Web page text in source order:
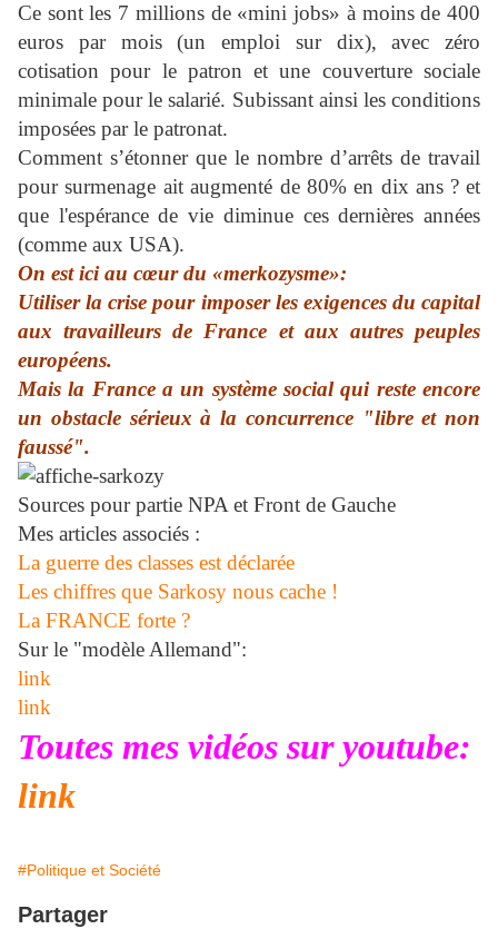
Ce sont les 7 millions de «mini jobs» à moins de 400
euros par mois (un emploi sur dix), avec zéro
cotisation pour le patron et une couverture sociale
minimale pour le salarié. Subissant ainsi les conditions
imposées par le patronat.
Comment s’étonner que le nombre d’arrêts de travail
pour surmenage ait augmenté de 80% en dix ans ? et
que l'espérance de vie diminue ces dernières années
(comme aux USA).
On est ici au cœur du «merkozysme»:
Utiliser la crise pour imposer les exigences du capital
aux travailleurs de France et aux autres peuples
européens.
Mais la France a un système social qui reste encore
un obstacle sérieux à la concurrence "libre et non
faussé".
Sources pour partie NPA et Front de Gauche
Mes articles associés :
La guerre des classes est déclarée
Les chiffres que Sarkosy nous cache !
La FRANCE forte ?
Sur le "modèle Allemand":
link
link
Toutes mes vidéos sur youtube:
link
#Politique et Société
Partager